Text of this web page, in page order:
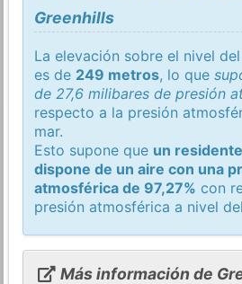
Greenhills
La elevación sobre el nivel
es de 249 metros, lo que
de 27,6 milibares de presión
respecto a la presión
mar.
Esto supone que un
dispone de un aire con una
atmosférica de 97,27% con
presión atmosférica a nivel
Más información de